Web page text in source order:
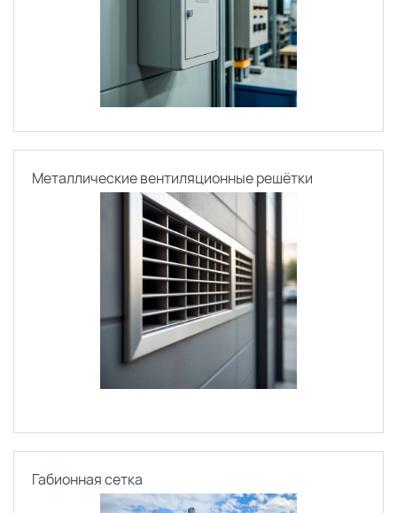
Металлические вентиляционные решётки
Габионная сетка